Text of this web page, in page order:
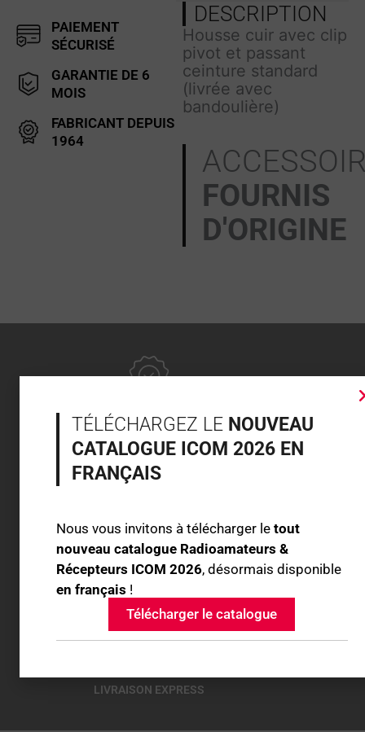
PAIEMENT
SÉCURISÉ
GARANTIE DE 6
MOIS
FABRICANT DEPUIS
1964
DESCRIPTION
Housse cuir avec clip
pivot et passant
ceinture standard
(livrée avec
bandoulière)
FOURNIS
D'ORIGINE
FABRICANT DEPUIS 1964
GARANTIE DE 2 ANS SUR LE MATERIEL
SERVICE CLIENT ET SAV EN FRANCE À VOTRE
ÉCOUTE
PAIEMENT SÉCURISÉ PAR PROTOCOLE SSL
LIVRAISON EXPRESS
TÉLÉCHARGEZ LE NOUVEAU
CATALOGUE ICOM 2026 EN
FRANÇAIS
Nous vous invitons à télécharger letout
nouveau catalogue Radioamateurs &
Récepteurs ICOM 2026, désormais disponible
en français !
Télécharger le catalogue